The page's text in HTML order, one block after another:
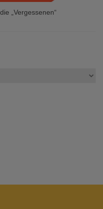
„Vergessenen“